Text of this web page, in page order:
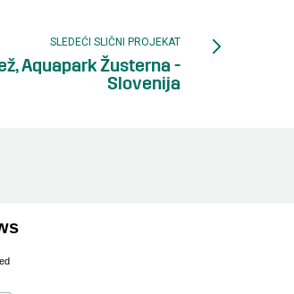
SLEDEĆI SLIČNI PROJEKAT
Aquapark Žusterna -
Slovenija